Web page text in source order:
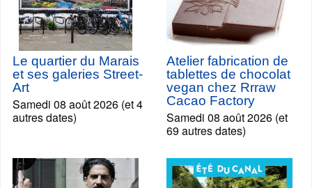
Le quartier du Marais
et ses galeries Street-
Art
Samedi 08 août 2026 (et 4
autres dates)
Atelier fabrication de
tablettes de chocolat
vegan chez Rrraw
Cacao Factory
Samedi 08 août 2026 (et
69 autres dates)